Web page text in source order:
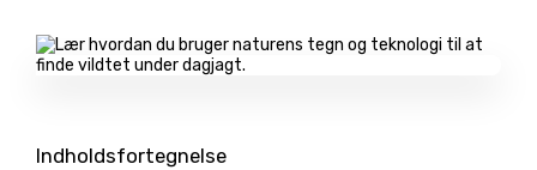
Indholdsfortegnelse